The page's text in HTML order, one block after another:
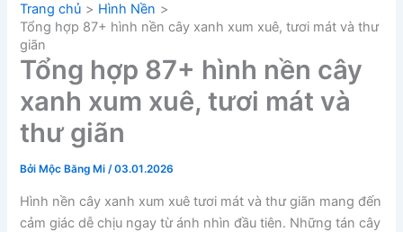
Trang chủ
Hình Nền
Tổng hợp 87+ hình nền cây xanh xum xuê, tươi mát và thư
giãn
Tổng hợp 87+ hình nền cây
xanh xum xuê, tươi mát và
thư giãn
Bởi Mộc Băng Mi/03.01.2026
Hình nền cây xanh xum xuê tươi mát và thư giãn mang đến
cảm giác dễ chịu ngay từ ánh nhìn đầu tiên. Những tán cây